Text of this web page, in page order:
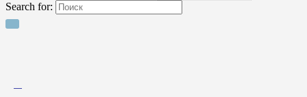
Search for: